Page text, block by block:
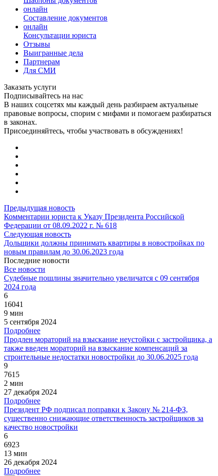
онлайн
Составление документов
онлайн
Консультации юриста
Отзывы
Выигранные дела
Партнерам
Для СМИ
Заказать услуги
Подписывайтесь на нас
В наших соцсетях мы каждый день разбираем актуальные
правовые вопросы, спорим с мифами и помогаем разбираться
в законах.
Присоединяйтесь, чтобы участвовать в обсуждениях!
Предыдущая новость
Комментарии юриста к Указу Президента Российской
Федерации от 08.09.2022 г. № 618
Следующая новость
Дольщики должны принимать квартиры в новостройках по
новым правилам до 30.06.2023 года
Последние новости
Все новости
Судебные пошлины значительно увеличатся с 09 сентября
2024 года
6
16041
9 мин
5 сентября 2024
Подробнее
Продлен мораторий на взыскание неустойки с застройщика, а
также введен мораторий на взыскание компенсаций за
строительные недостатки новостройки до 30.06.2025 года
9
7615
2 мин
27 декабря 2024
Подробнее
Президент РФ подписал поправки к Закону № 214-ФЗ,
существенно снижающие ответственность застройщиков за
качество новостройки
6
6923
13 мин
26 декабря 2024
Подробнее